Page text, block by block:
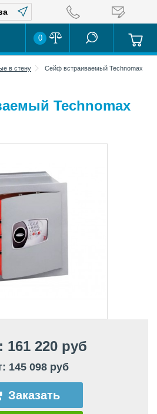
0
в стену
Сейф встраиваемый Technomax
Technomax
161 220 руб
145 098 руб
Заказать